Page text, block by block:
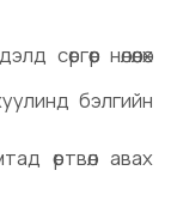
нөлөөлөх
бэлгийн
өртвөл авах